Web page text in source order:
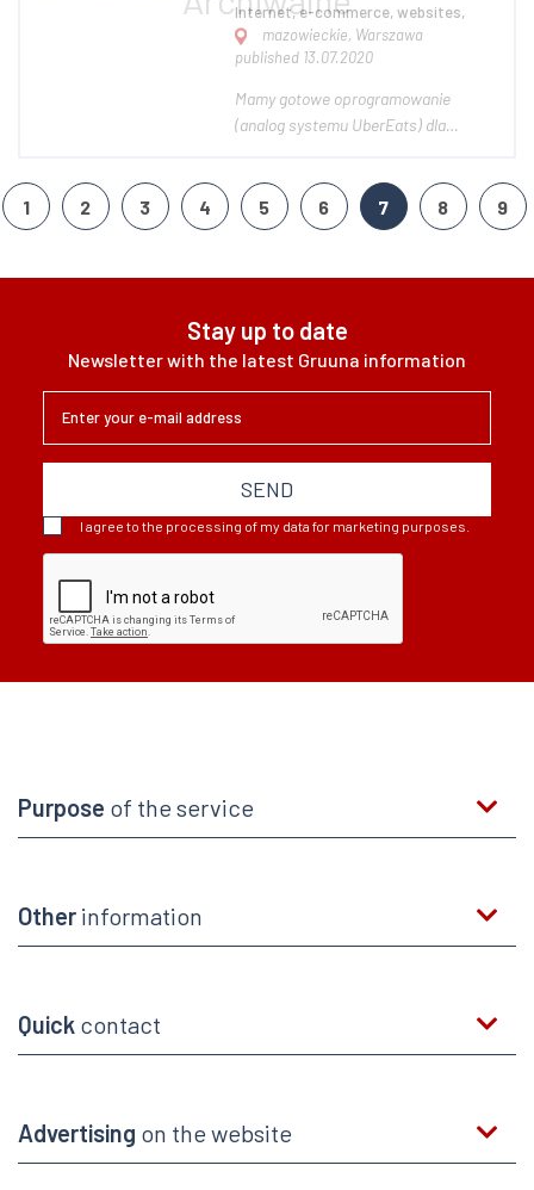
Internet, e-commerce, websites,
mazowieckie, Warszawa
published 13.07.2020
Mamy gotowe oprogramowanie
(analog systemu UberEats) dla
sklepy / restauracje i kierowców. W
zestawie: - strona internetowa i
aplikacja dla klientów...
1 2 3 4 5 6 7 8 9
Stay up to date
Newsletter with the latest Gruuna information
SEND
I agree to the processing of my data for marketing purposes.
Purpose of the service
Other information
Quick contact
Advertising on the website